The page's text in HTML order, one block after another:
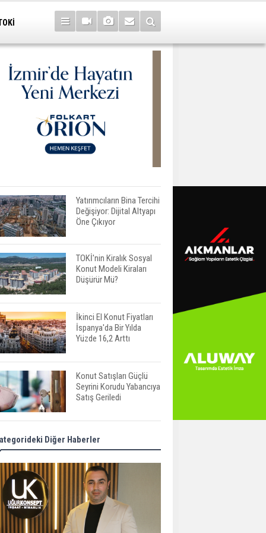
Yatırımcıların Bina Tercihi
Değişiyor: Dijital Altyapı
Öne Çıkıyor
TOKİ'nin Kiralık Sosyal
Konut Modeli Kiraları
Düşürür Mü?
İkinci El Konut Fiyatları
İspanya'da Bir Yılda
Yüzde 16,2 Arttı
Konut Satışları Güçlü
Seyrini Korudu Yabancıya
Satış Geriledi
ABD'de İnşaat
Harcamaları Geriledi
Tercih Döneminde
Barınma Telaşı Başladı
Diğer Haberler